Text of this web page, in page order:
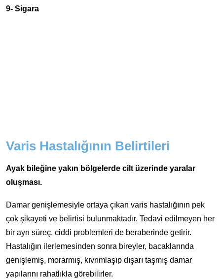
9- Sigara
Varis Hastalığının Belirtileri
Ayak bileğine yakın bölgelerde cilt üzerinde yaralar
oluşması.
Damar genişlemesiyle ortaya çıkan varis hastalığının pek
çok şikayeti ve belirtisi bulunmaktadır. Tedavi edilmeyen her
bir ayrı süreç, ciddi problemleri de beraberinde getirir.
Hastalığın ilerlemesinden sonra bireyler, bacaklarında
genişlemiş, morarmış, kıvrımlaşıp dışarı taşmış damar
yapılarını rahatlıkla görebilirler.